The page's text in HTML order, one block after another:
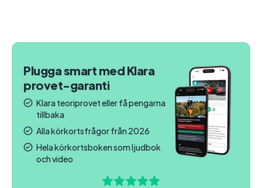
Plugga smart med Klara
provet-garanti
Klara teoriprovet eller få pengarna
tillbaka
Alla körkortsfrågor från 2026
Hela körkortsboken som ljudbok
och video